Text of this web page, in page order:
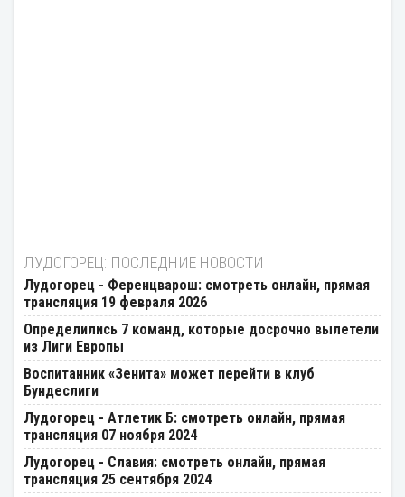
ЛУДОГОРЕЦ: ПОСЛЕДНИЕ НОВОСТИ
Лудогорец - Ференцварош: смотреть онлайн, прямая
трансляция 19 февраля 2026
Определились 7 команд, которые досрочно вылетели
из Лиги Европы
Воспитанник «Зенита» может перейти в клуб
Бундеслиги
Лудогорец - Атлетик Б: смотреть онлайн, прямая
трансляция 07 ноября 2024
Лудогорец - Славия: смотреть онлайн, прямая
трансляция 25 сентября 2024